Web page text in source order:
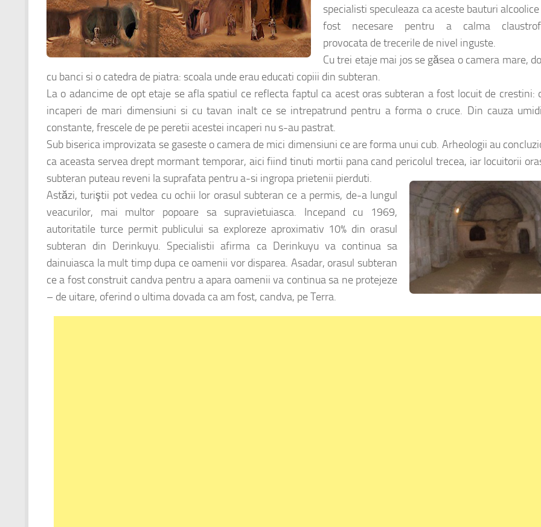
specialisti speculeaza ca aceste bauturi
fost necesare pentru a calma
provocata de trecerile de nivel inguste.
Cu trei etaje mai jos se găsea o camera mare,
cu banci si o catedra de piatra: scoala unde erau educati copiii din subteran.
La o adancime de opt etaje se afla spatiul ce reflecta faptul ca acest oras subteran a fost locuit de crestini:
incaperi de mari dimensiuni si cu tavan inalt ce se intrepatrund pentru a forma o cruce. Din cauza
constante, frescele de pe peretii acestei incaperi nu s-au pastrat.
Sub biserica improvizata se gaseste o camera de mici dimensiuni ce are forma unui cub. Arheologii au
ca aceasta servea drept mormant temporar, aici fiind tinuti mortii pana cand pericolul trecea, iar locuitorii
subteran puteau reveni la suprafata pentru a-si ingropa prietenii pierduti.
Astăzi, turiştii pot vedea cu ochii lor orasul subteran ce a permis, de-a lungul
veacurilor, mai multor popoare sa supravietuiasca. Incepand cu 1969,
autoritatile turce permit publicului sa exploreze aproximativ 10% din orasul
subteran din Derinkuyu. Specialistii afirma ca Derinkuyu va continua sa
dainuiasca la mult timp dupa ce oamenii vor disparea. Asadar, orasul subteran
ce a fost construit candva pentru a apara oamenii va continua sa ne protejeze
– de uitare, oferind o ultima dovada ca am fost, candva, pe Terra.